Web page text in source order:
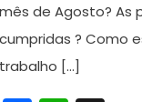
mês de Agosto? As
cumpridas ? Como
trabalho […]